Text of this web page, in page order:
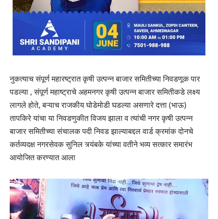
नुकत्याच संपूर्ण महारष्ट्रात कृषी उत्पन्न बाजार समितीच्या निवडणूक पार
पडल्या , संपूर्ण महाष्ट्राचे अहमनगर कृषी उत्पन्न बाजार समितीकडे लक्ष्य
लागले होते, बऱ्याच राजकीय घोडेमोडी घडल्या असणारे दत्ता (भाऊ)
तापकिरे यांचा या निवडणुकीत विजय झाला व त्यांची नगर कृषी उत्पन्न
बाजार समितीच्या संचालक पदी निवड झाल्याबद्दल वार्ड क्रमांक दोनचे
कर्तव्यदक्ष नगरसेवक सुनिल त्र्यंबके यांच्या वतीने भव्य सत्कार समारंभ
आयोजित करण्यात आला